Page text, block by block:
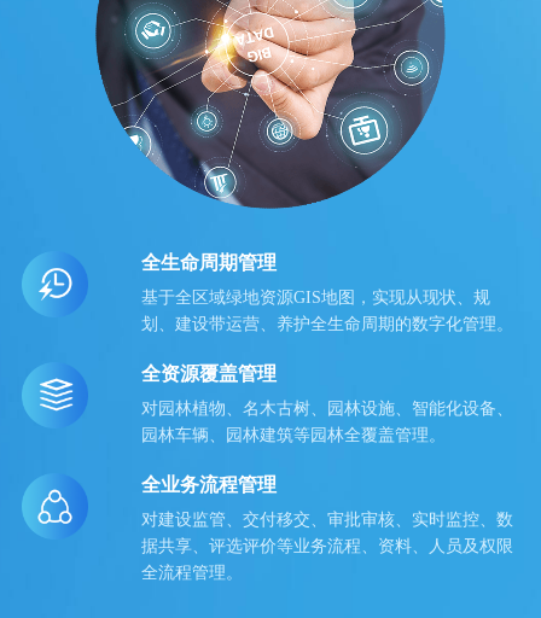
全生命周期管理
基于全区域绿地资源GIS地图，实现从现状、规
划、建设带运营、养护全生命周期的数字化管理。
全资源覆盖管理
对园林植物、名木古树、园林设施、智能化设备、
园林车辆、园林建筑等园林全覆盖管理。
全业务流程管理
对建设监管、交付移交、审批审核、实时监控、数
据共享、评选评价等业务流程、资料、人员及权限
全流程管理。